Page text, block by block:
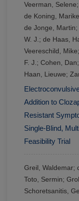
Veerman,
de Koning,
de Jonge,
W. J.; de Haas,
Veereschild,
F. J.; Cohen,
Haan, Lieuwe;
Addition to
Resistant
Single-Blind,
Feasibility Trial
Greil, Waldemar;
Toto, Sermin;
Schoretsanitis,